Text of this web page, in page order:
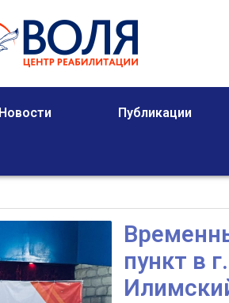
Новости Публикации
пункт в